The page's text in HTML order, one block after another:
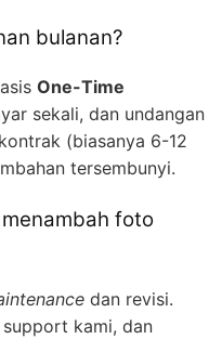
bulanan?
One-Time
sekali, dan undangan
(biasanya 6-12
tersembunyi.
foto
dan revisi.
kami, dan